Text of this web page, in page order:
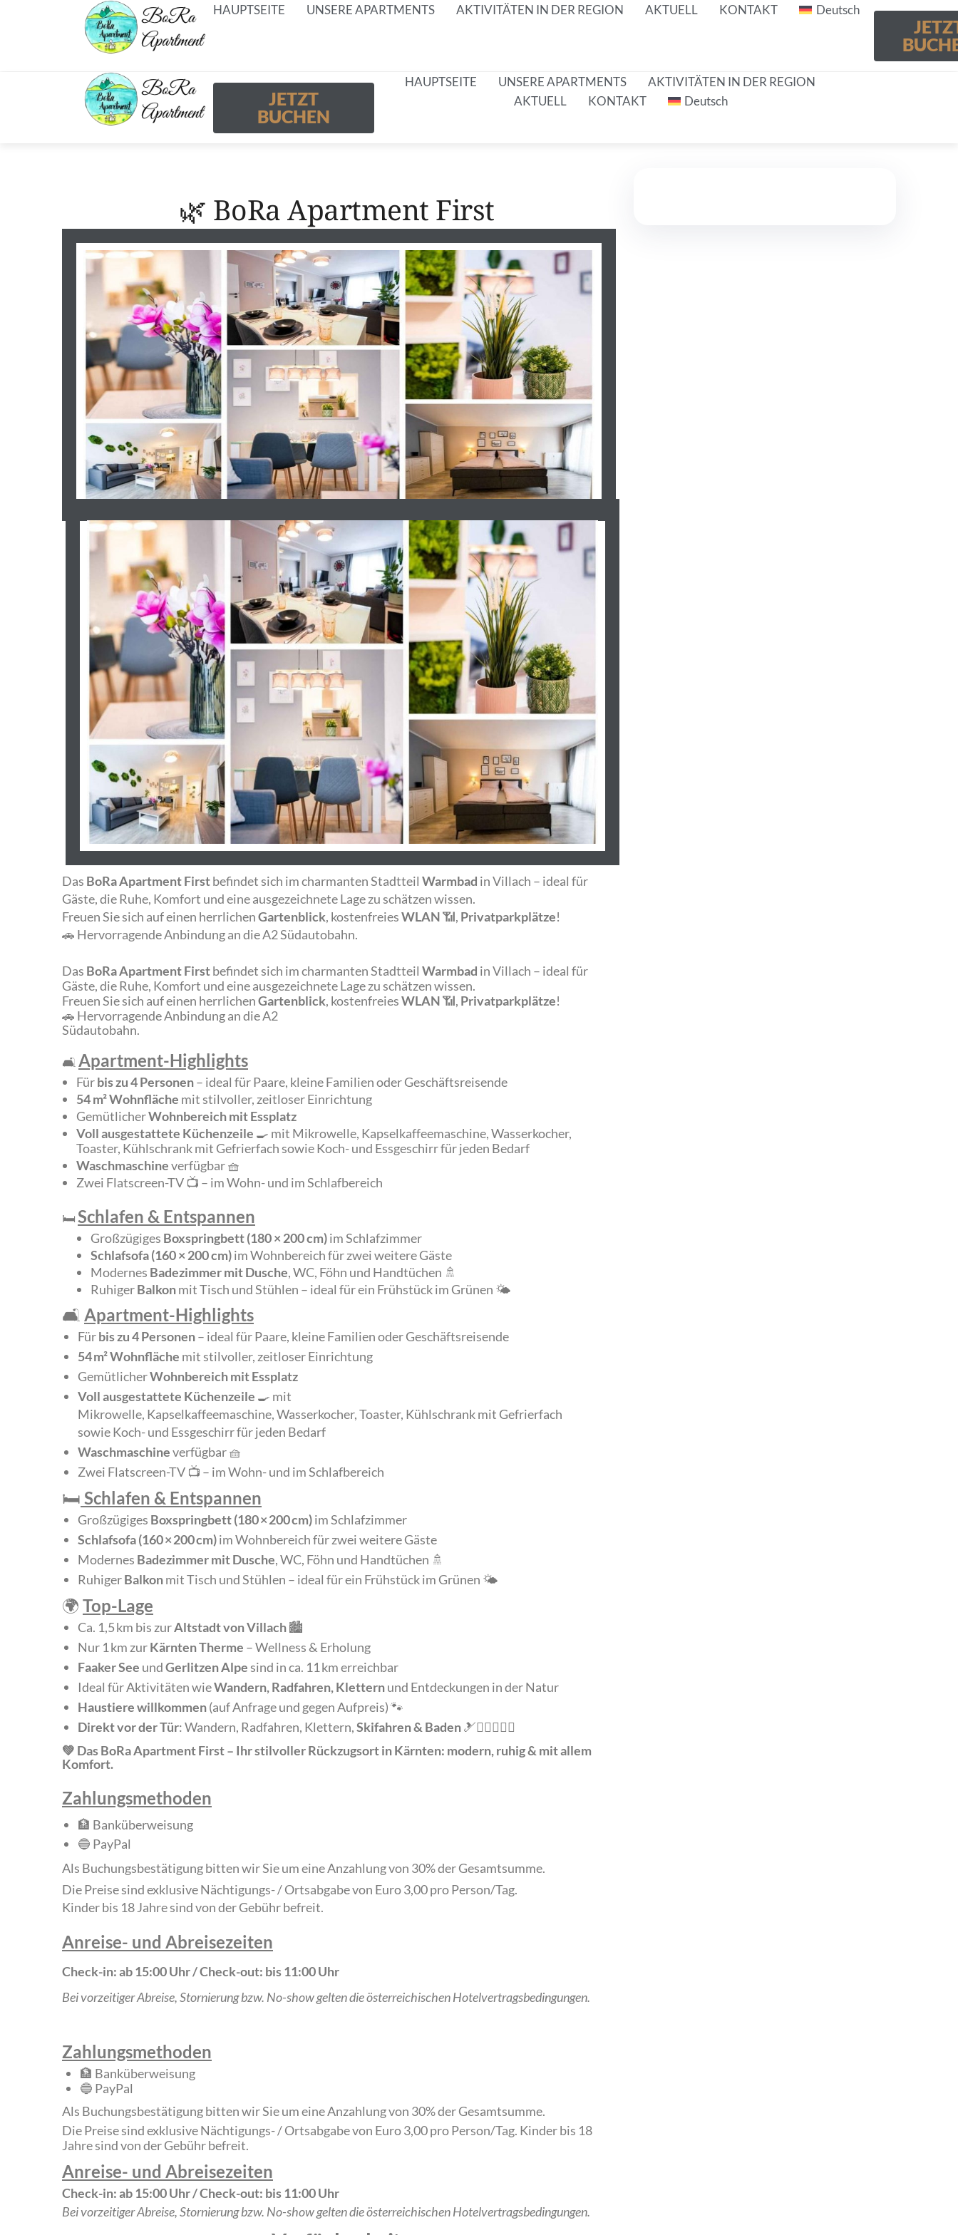
HAUPTSEITE UNSERE APARTMENTS AKTIVITÄTEN IN DER REGION AKTUELL KONTAKT Deutsch
JETZT
BUCHEN
HAUPTSEITE UNSERE APARTMENTS
AKTIVITÄTEN IN DER REGION
AKTUELL
KONTAKT Deutsch
🌿 BoRa Apartment First
Das BoRa Apartment Firstbefindet sich im charmanten Stadtteil Warmbad in Villach – ideal für
Gäste, die Ruhe, Komfort und eine ausgezeichnete Lage zu schätzen wissen.
Freuen Sie sich auf einen herrlichenGartenblick, kostenfreiesWLAN📶, Privatparkplätze!
🚗 Hervorragende Anbindung an die A2 Südautobahn.
Das BoRa Apartment Firstbefindet sich im charmanten Stadtteil Warmbad in Villach – ideal für
Gäste, die Ruhe, Komfort und eine ausgezeichnete Lage zu schätzen wissen.
Freuen Sie sich auf einen herrlichenGartenblick, kostenfreiesWLAN📶, Privatparkplätze!
🚗 Hervorragende Anbindung an die A2
Südautobahn.
🛋️ Apartment-Highlights
Fürbis zu 4 Personen– ideal für Paare, kleine Familien oder Geschäftsreisende
54 m² Wohnfläche mit stilvoller, zeitloser Einrichtung
GemütlicherWohnbereich mit Essplatz
Voll ausgestattete Küchenzeile 🍳 mit Mikrowelle, Kapselkaffeemaschine, Wasserkocher,
Toaster, Kühlschrank mit Gefrierfach sowie Koch- und Essgeschirr für jeden Bedarf
Waschmaschineverfügbar 🧺
Zwei Flatscreen-TV 📺 – im Wohn- und im Schlafbereich
🛏️Schlafen & Entspannen
Großzügiges Boxspringbett (180 × 200 cm)im Schlafzimmer
Schlafsofa (160 × 200 cm)im Wohnbereich für zwei weitere Gäste
Modernes Badezimmer mit Dusche, WC, Föhn und Handtüchen 🚿
RuhigerBalkonmit Tisch und Stühlen – ideal für ein Frühstück im Grünen 🌤️
🛋️ Apartment-Highlights
Fürbis zu 4 Personen– ideal für Paare, kleine Familien oder Geschäftsreisende
54 m² Wohnfläche mit stilvoller, zeitloser Einrichtung
GemütlicherWohnbereich mit Essplatz
Voll ausgestattete Küchenzeile 🍳 mit
Mikrowelle, Kapselkaffeemaschine, Wasserkocher, Toaster, Kühlschrank mit Gefrierfach
sowie Koch- und Essgeschirr für jeden Bedarf
Waschmaschineverfügbar 🧺
Zwei Flatscreen-TV 📺 – im Wohn- und im Schlafbereich
🛏️ Schlafen & Entspannen
Großzügiges Boxspringbett (180 × 200 cm)im Schlafzimmer
Schlafsofa (160 × 200 cm)im Wohnbereich für zwei weitere Gäste
Modernes Badezimmer mit Dusche, WC, Föhn und Handtüchen 🚿
RuhigerBalkonmit Tisch und Stühlen – ideal für ein Frühstück im Grünen 🌤️
🌍 Top-Lage
Ca. 1,5 km bis zurAltstadt von Villach🏙️
Nur 1 km zurKärnten Therme – Wellness & Erholung
Faaker See undGerlitzen Alpesind in ca. 11 km erreichbar
Ideal für Aktivitäten wieWandern, Radfahren, Kletternund Entdeckungen in der Natur
Haustiere willkommen(auf Anfrage und gegen Aufpreis) 🐾
Direkt vor der Tür: Wandern, Radfahren, Klettern,Skifahren & Baden🎿🚴‍♀️⛰️🏊‍♂️
💚 Das BoRa Apartment First – Ihr stilvoller Rückzugsort in Kärnten: modern, ruhig & mit allem
Komfort.
Zahlungsmethoden
🏦 Banküberweisung
🔵 PayPal
Als Buchungsbestätigung bitten wir Sie um eine Anzahlung von 30% der Gesamtsumme.
Die Preise sind exklusive Nächtigungs- / Ortsabgabe von Euro 3,00 pro Person/Tag.
Kinder bis 18 Jahre sind von der Gebühr befreit.
Anreise- und Abreisezeiten
Check-in: ab 15:00 Uhr / Check-out: bis 11:00 Uhr
Bei vorzeitiger Abreise, Stornierung bzw. No-show gelten die österreichischen Hotelvertragsbedingungen.
Zahlungsmethoden
🏦 Banküberweisung
🔵 PayPal
Als Buchungsbestätigung bitten wir Sie um eine Anzahlung von 30% der Gesamtsumme.
Die Preise sind exklusive Nächtigungs- / Ortsabgabe von Euro 3,00 pro Person/Tag. Kinder bis 18
Jahre sind von der Gebühr befreit.
Anreise- und Abreisezeiten
Check-in: ab 15:00 Uhr / Check-out: bis 11:00 Uhr
Bei vorzeitiger Abreise, Stornierung bzw. No-show gelten die österreichischen Hotelvertragsbedingungen.